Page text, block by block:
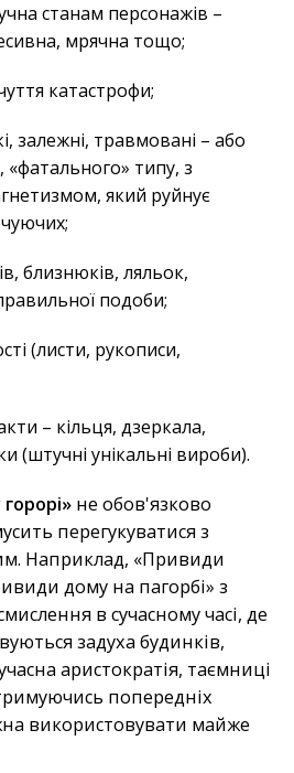
станам персонажів –
мрячна тощо;
катастрофи;
залежні, травмовані – або
«фатального» типу, з
який руйнує
близнюків, ляльок,
подоби;
(листи, рукописи,
– кільця, дзеркала,
(штучні унікальні вироби).
не обов'язково
перегукуватися з
Наприклад, «Привиди
дому на пагорбі» з
в сучасному часі, де
задуха будинків,
аристократія, таємниці
попередніх
використовувати майже